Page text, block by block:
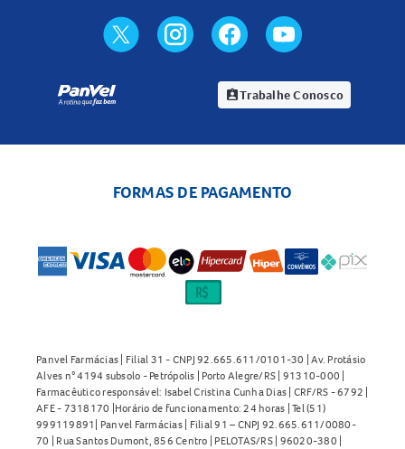
assignment_indTrabalhe Conosco
FORMAS DE PAGAMENTO
Panvel Farmácias | Filial 31 - CNPJ 92.665.611/0101-30 | Av. Protásio
Alves n° 4194 subsolo - Petrópolis | Porto Alegre/RS | 91310-000 |
Farmacêutico responsável: Isabel Cristina Cunha Dias | CRF/RS - 6792 |
AFE - 7318170 |Horário de funcionamento: 24 horas | Tel (51)
999119891| Panvel Farmácias | Filial 91 – CNPJ 92.665.611/0080-
70 | Rua Santos Dumont, 856 Centro | PELOTAS/RS | 96020-380 |